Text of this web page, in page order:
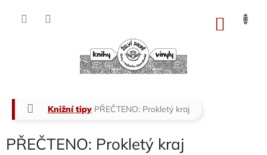
Domů
Knižní tipy PŘEČTENO: Prokletý kraj
PŘEČTENO: Prokletý kraj